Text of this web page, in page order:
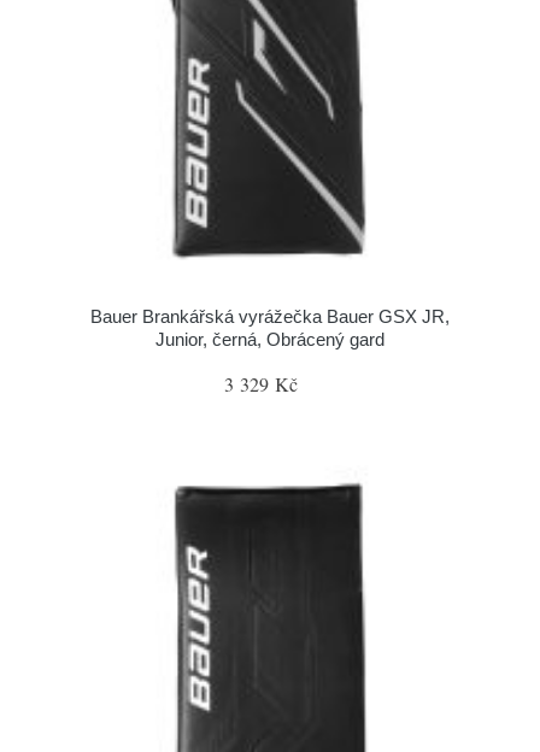
Bauer Brankářská vyrážečka Bauer GSX JR,
Junior, černá, Obrácený gard
3 329 Kč